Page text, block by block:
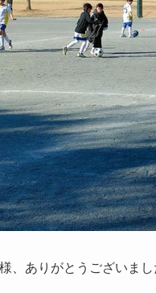
、ありがとうございまし